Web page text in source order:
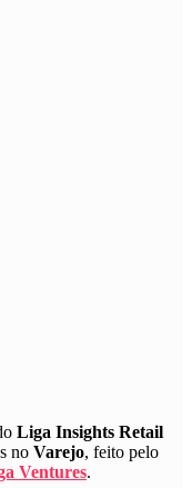
Liga Insights Retail
no Varejo, feito pelo
Ventures.